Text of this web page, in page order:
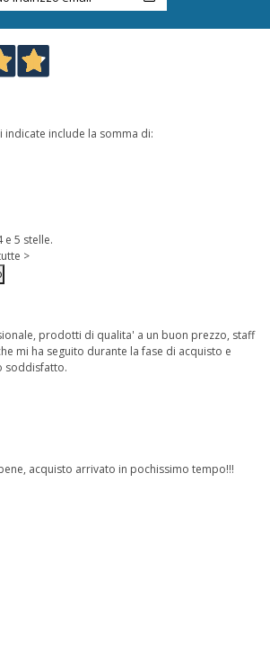
indicate include la somma di:
e 5 stelle.
>
prodotti di qualita' a un buon prezzo, staff
mi ha seguito durante la fase di acquisto e
soddisfatto.
acquisto arrivato in pochissimo tempo!!!